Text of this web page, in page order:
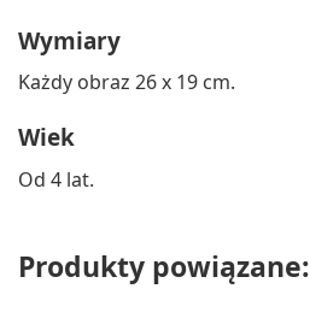
Wymiary
Każdy obraz 26 x 19 cm.
Wiek
Od 4 lat.
Produkty powiązane: